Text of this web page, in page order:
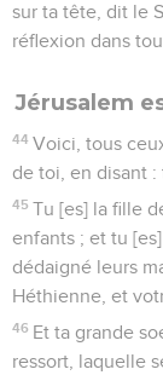
sur ta tête, dit le
réflexion dans
Jérusalem
44 Voici, tous
de toi, en disant :
45 Tu [es] la fille
enfants ; et tu
dédaigné leurs
Héthienne, et
46 Et ta grande
ressort, laquelle